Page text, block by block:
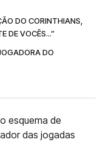
DO CORINTHIANS,
DE VOCÊS...”
DO
esquema de
das jogadas